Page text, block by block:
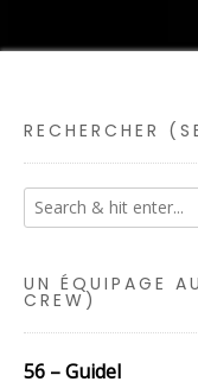
RECHERCHER
UN ÉQUIPAGE
CREW)
56 – Guidel